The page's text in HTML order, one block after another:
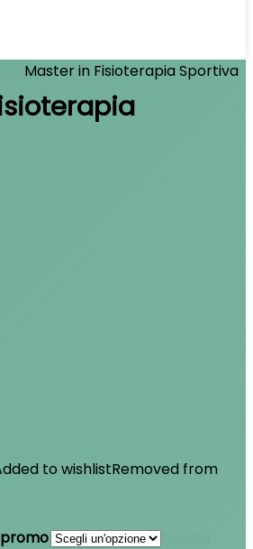
Master in Fisioterapia Sportiva
to wishlistRemoved from